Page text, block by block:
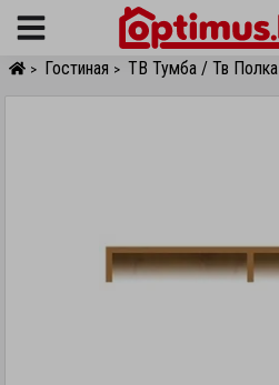
Menu
> Гостиная > ТВ Тумба / Тв Полка